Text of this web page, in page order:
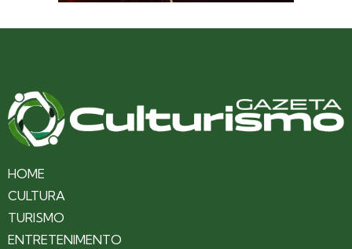
HOME
CULTURA
TURISMO
ENTRETENIMENTO